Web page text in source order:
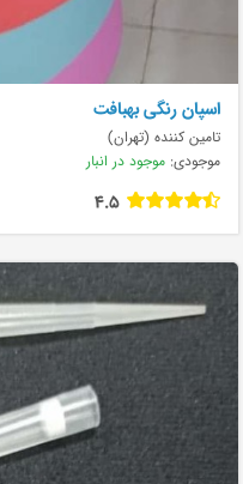
اسپان رنگی بهبافت
تامین کننده (تهران)
موجودی: موجود در انبار
4.5